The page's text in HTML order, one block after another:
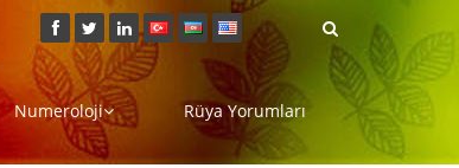
Numeroloji Rüya Yorumları